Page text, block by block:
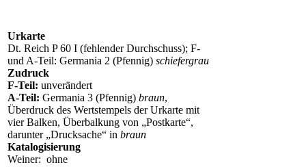
P 60I Z 6 (PZD 8)
Urkarte
Dt. Reich P 60 I (fehlender Durchschuss); F-
und A-Teil: Germania 2 (Pfennig) schiefergrau
Zudruck
F-Teil: unverändert
A-Teil: Germania 3 (Pfennig) braun,
Überdruck des Wertstempels der Urkarte mit
vier Balken, Überbalkung von „Postkarte“,
darunter „Drucksache“ in braun
Katalogisierung
Weiner: ohne